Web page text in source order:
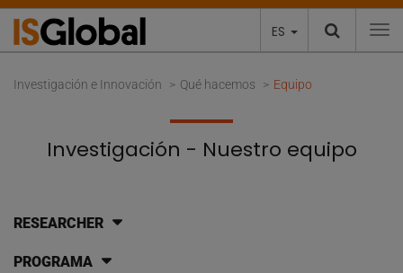
ES
Investigación e Innovación Qué hacemos Equipo
Investigación - Nuestro equipo
RESEARCHER
PROGRAMA